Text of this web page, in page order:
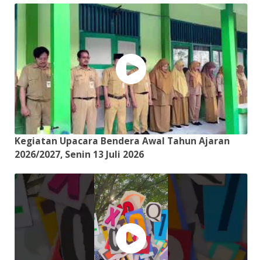
Kegiatan Upacara Bendera Awal Tahun Ajaran
2026/2027, Senin 13 Juli 2026